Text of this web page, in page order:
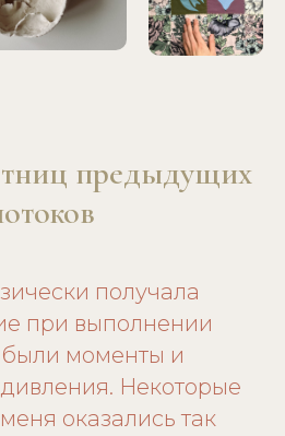
предыдущих
получала
при выполнении
моменты и
Некоторые
оказались так